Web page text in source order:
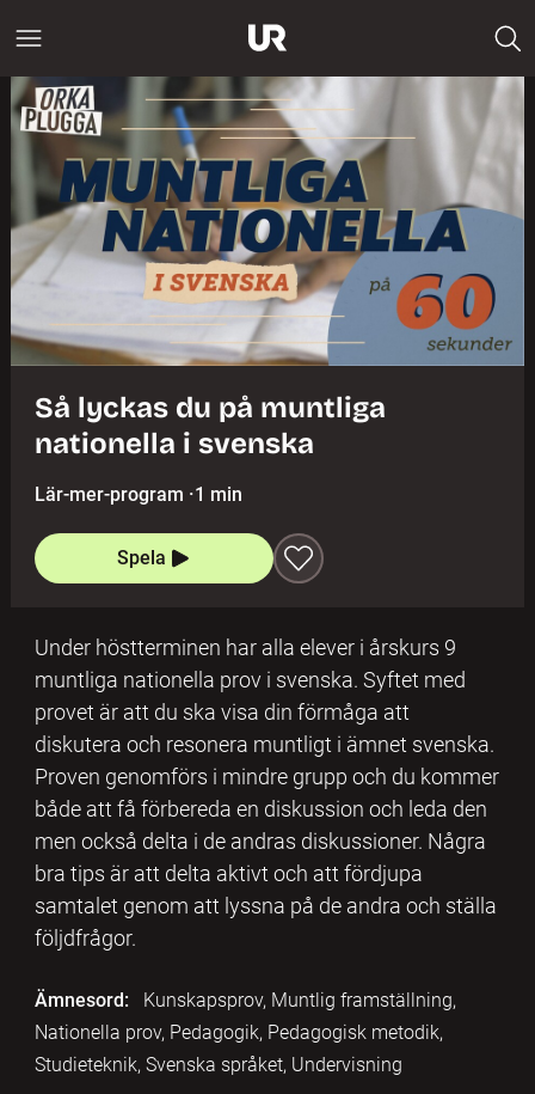
Så lyckas du på muntliga
nationella i svenska
Lär-mer-program ·1 min
Spela
Under höstterminen har alla elever i årskurs 9
muntliga nationella prov i svenska. Syftet med
provet är att du ska visa din förmåga att
diskutera och resonera muntligt i ämnet svenska.
Proven genomförs i mindre grupp och du kommer
både att få förbereda en diskussion och leda den
men också delta i de andras diskussioner. Några
bra tips är att delta aktivt och att fördjupa
samtalet genom att lyssna på de andra och ställa
följdfrågor.
Ämnesord:
Kunskapsprov, Muntlig framställning,
Nationella prov, Pedagogik, Pedagogisk metodik,
Studieteknik, Svenska språket, Undervisning